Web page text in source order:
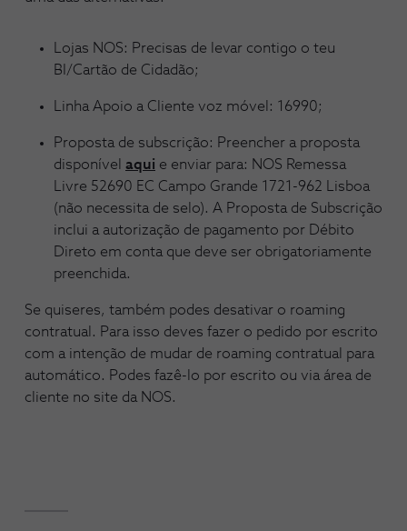
Lojas NOS: Precisas de levar contigo o teu
BI/Cartão de Cidadão;
Linha Apoio a Cliente voz móvel: 16990;
Proposta de subscrição: Preencher a proposta
disponível aqui e enviar para: NOS Remessa
Livre 52690 EC Campo Grande 1721-962 Lisboa
(não necessita de selo). A Proposta de Subscrição
inclui a autorização de pagamento por Débito
Direto em conta que deve ser obrigatoriamente
preenchida.
Se quiseres, também podes desativar o roaming
contratual. Para isso deves fazer o pedido por escrito
com a intenção de mudar de roaming contratual para
automático. Podes fazê-lo por escrito ou via área de
cliente no site da NOS.